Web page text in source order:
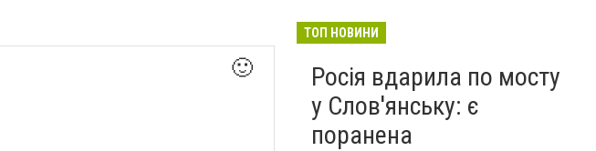
🙂
великої війни: 6 серпня
ТОП НОВИНИ
Росія вдарила по мосту
у Слов'янську: є
поранена